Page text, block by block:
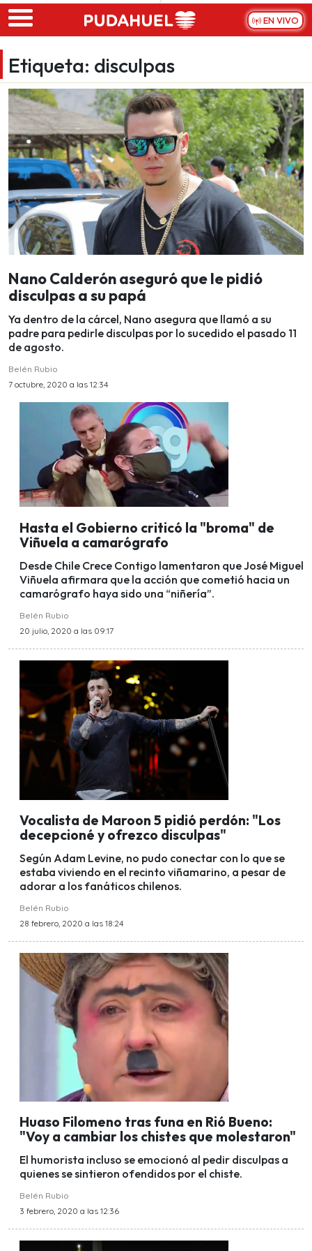
Skip to main content
EN VIVO
Etiqueta: disculpas
Nano Calderón aseguró que le pidió
disculpas a su papá
Ya dentro de la cárcel, Nano asegura que llamó a su
padre para pedirle disculpas por lo sucedido el pasado 11
de agosto.
Belén Rubio
7 octubre, 2020 a las 12:34
Hasta el Gobierno criticó la "broma" de
Viñuela a camarógrafo
Desde Chile Crece Contigo lamentaron que José Miguel
Viñuela afirmara que la acción que cometió hacia un
camarógrafo haya sido una “niñería”.
Belén Rubio
20 julio, 2020 a las 09:17
Vocalista de Maroon 5 pidió perdón: "Los
decepcioné y ofrezco disculpas"
Según Adam Levine, no pudo conectar con lo que se
estaba viviendo en el recinto viñamarino, a pesar de
adorar a los fanáticos chilenos.
Belén Rubio
28 febrero, 2020 a las 18:24
Huaso Filomeno tras funa en Rió Bueno:
"Voy a cambiar los chistes que molestaron"
El humorista incluso se emocionó al pedir disculpas a
quienes se sintieron ofendidos por el chiste.
Belén Rubio
3 febrero, 2020 a las 12:36